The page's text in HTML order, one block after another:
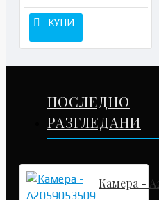
КУПИ
ПОСЛЕДНО
РАЗГЛЕДАНИ
Камера -